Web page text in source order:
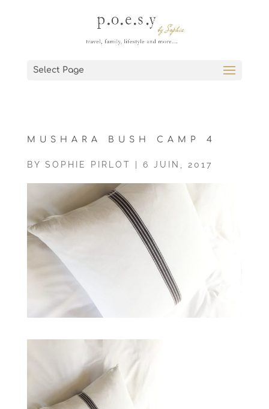
Select Page
MUSHARA BUSH CAMP 4
BY SOPHIE PIRLOT 6 JUIN, 2017